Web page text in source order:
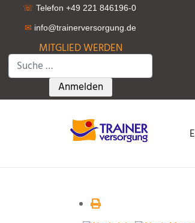
☏ Telefon +49 221 846196-0
✉ info@trainerversorgung.de
MITGLIED WERDEN
Suchen
Type 2 or more characters
Anmelden